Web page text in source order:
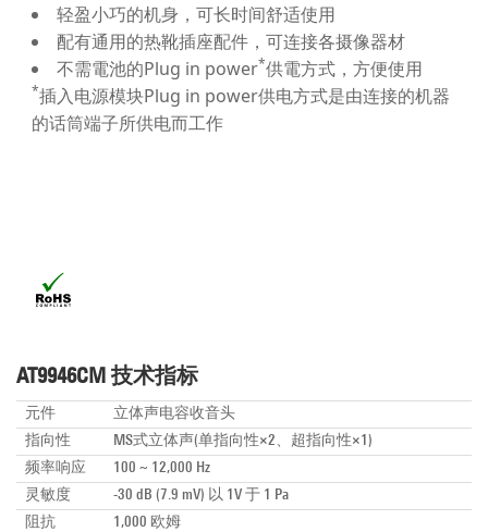
轻盈小巧的机身，可长时间舒适使用
配有通用的热靴插座配件，可连接各摄像器材
不需電池的Plug in power*供電方式，方便使用
*插入电源模块Plug in power供电方式是由连接的机器
的话筒端子所供电而工作
AT9946CM 技术指标
元件
立体声电容收音头
指向性
MS式立体声(单指向性×2、超指向性×1)
频率响应
100 ~ 12,000 Hz
灵敏度
-30 dB (7.9 mV) 以 1V 于 1 Pa
阻抗
1,000 欧姆